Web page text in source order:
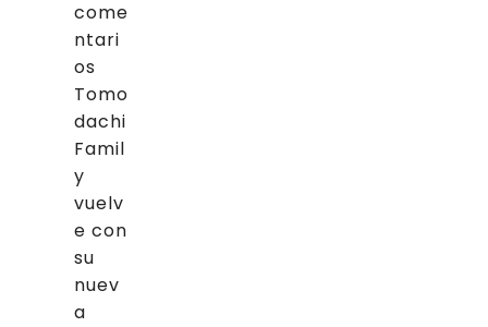
come
ntari
os
Tomo
dachi
Famil
y
vuelv
e con
su
nuev
a